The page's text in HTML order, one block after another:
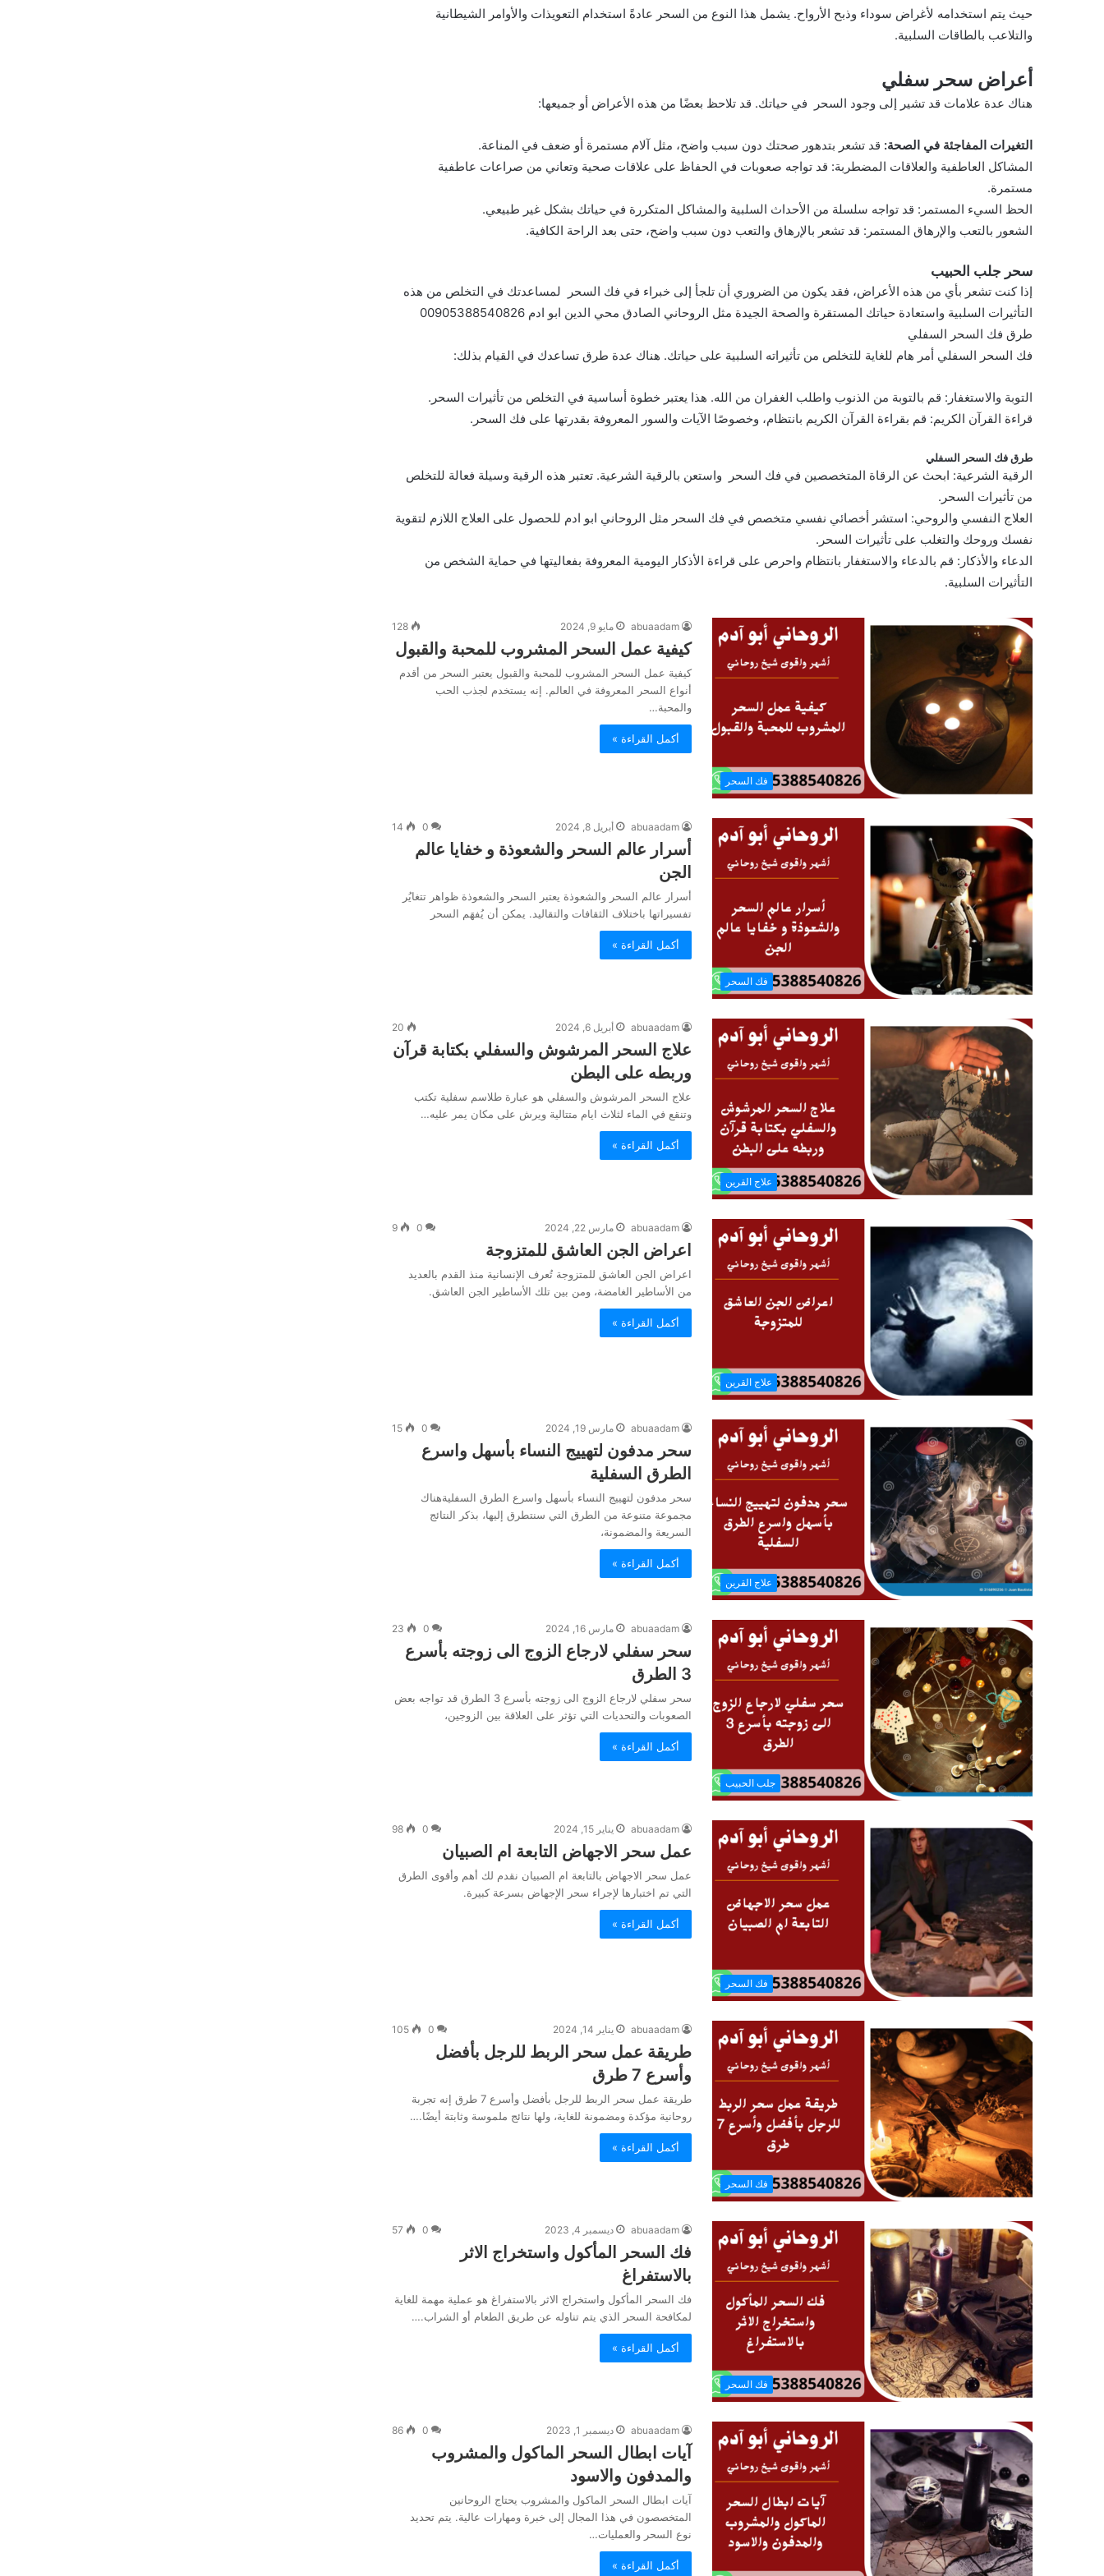
حيث يتم استخدامه لأغراض سوداء وذبح الأرواح. يشمل هذا النوع من السحر عادةً استخدام التعويذات والأوامر الشيطانية
والتلاعب بالطاقات السلبية.
أعراض سحر سفلي
هناك عدة علامات قد تشير إلى وجود السحر في حياتك. قد تلاحظ بعضًا من هذه الأعراض أو جميعها:
التغيرات المفاجئة في الصحة: قد تشعر بتدهور صحتك دون سبب واضح، مثل آلام مستمرة أو ضعف في المناعة.
المشاكل العاطفية والعلاقات المضطربة: قد تواجه صعوبات في الحفاظ على علاقات صحية وتعاني من صراعات عاطفية
مستمرة.
الحظ السيء المستمر: قد تواجه سلسلة من الأحداث السلبية والمشاكل المتكررة في حياتك بشكل غير طبيعي.
الشعور بالتعب والإرهاق المستمر: قد تشعر بالإرهاق والتعب دون سبب واضح، حتى بعد الراحة الكافية.
سحر جلب الحبيب
إذا كنت تشعر بأي من هذه الأعراض، فقد يكون من الضروري أن تلجأ إلى خبراء في فك السحر لمساعدتك في التخلص من هذه
التأثيرات السلبية واستعادة حياتك المستقرة والصحة الجيدة مثل الروحاني الصادق محي الدين ابو ادم 00905388540826
طرق فك السحر السفلي
فك السحر السفلي أمر هام للغاية للتخلص من تأثيراته السلبية على حياتك. هناك عدة طرق تساعدك في القيام بذلك:
التوبة والاستغفار: قم بالتوبة من الذنوب واطلب الغفران من الله. هذا يعتبر خطوة أساسية في التخلص من تأثيرات السحر.
قراءة القرآن الكريم: قم بقراءة القرآن الكريم بانتظام، وخصوصًا الآيات والسور المعروفة بقدرتها على فك السحر.
طرق فك السحر السفلي
الرقية الشرعية: ابحث عن الرقاة المتخصصين في فك السحر واستعن بالرقية الشرعية. تعتبر هذه الرقية وسيلة فعالة للتخلص
من تأثيرات السحر.
العلاج النفسي والروحي: استشر أخصائي نفسي متخصص في فك السحر مثل الروحاني ابو ادم للحصول على العلاج اللازم لتقوية
نفسك وروحك والتغلب على تأثيرات السحر.
الدعاء والأذكار: قم بالدعاء والاستغفار بانتظام واحرص على قراءة الأذكار اليومية المعروفة بفعاليتها في حماية الشخص من
التأثيرات السلبية.
فك السحر
abuaadam مايو 9, 2024 128
كيفية عمل السحر المشروب للمحبة والقبول
كيفية عمل السحر المشروب للمحبة والقبول يعتبر السحر من أقدم
أنواع السحر المعروفة في العالم. إنه يستخدم لجذب الحب
والمحبة…
أكمل القراءة »
فك السحر
abuaadam أبريل 8, 2024 0
14
أسرار عالم السحر والشعوذة و خفايا عالم
الجن
أسرار عالم السحر والشعوذة يعتبر السحر والشعوذة ظواهر تتغايُر
تفسيراتها باختلاف الثقافات والتقاليد. يمكن أن يُفهَم السحر
أكمل القراءة »
علاج القرين
abuaadam أبريل 6, 2024 20
علاج السحر المرشوش والسفلي بكتابة قرآن
وربطه على البطن
علاج السحر المرشوش والسفلي هو عبارة طلاسم سفلية تكتب
وتنقع في الماء لثلاث ايام متتالية ويرش على مكان يمر عليه…
أكمل القراءة »
علاج القرين
abuaadam مارس 22, 2024 0
9
اعراض الجن العاشق للمتزوجة
اعراض الجن العاشق للمتزوجة تُعرف الإنسانية منذ القدم بالعديد
من الأساطير الغامضة، ومن بين تلك الأساطير الجن العاشق.
أكمل القراءة »
علاج القرين
abuaadam مارس 19, 2024 0
15
سحر مدفون لتهييج النساء بأسهل واسرع
الطرق السفلية
سحر مدفون لتهييج النساء بأسهل واسرع الطرق السفليةهناك
مجموعة متنوعة من الطرق التي سنتطرق إليها، بذكر النتائج
السريعة والمضمونة،
أكمل القراءة »
جلب الحبيب
abuaadam مارس 16, 2024 0
23
سحر سفلي لارجاع الزوج الى زوجته بأسرع
3 الطرق
سحر سفلي لارجاع الزوج الى زوجته بأسرع 3 الطرق قد تواجه بعض
الصعوبات والتحديات التي تؤثر على العلاقة بين الزوجين،
أكمل القراءة »
فك السحر
abuaadam يناير 15, 2024 0
98
عمل سحر الاجهاض التابعة ام الصبيان
عمل سحر الاجهاض بالتابعة ام الصبيان نقدم لك أهم وأقوى الطرق
التي تم اختبارها لإجراء سحر الإجهاض بسرعة كبيرة.
أكمل القراءة »
فك السحر
abuaadam يناير 14, 2024 0
105
طريقة عمل سحر الربط للرجل بأفضل
وأسرع 7 طرق
طريقة عمل سحر الربط للرجل بأفضل وأسرع 7 طرق إنه تجربة
روحانية مؤكدة ومضمونة للغاية، ولها نتائج ملموسة وثابتة أيضًا.…
أكمل القراءة »
فك السحر
abuaadam ديسمبر 4, 2023 0
57
فك السحر المأكول واستخراج الاثر
بالاستفراغ
فك السحر المأكول واستخراج الاثر بالاستفراغ هو عملية مهمة للغاية
لمكافحة السحر الذي يتم تناوله عن طريق الطعام أو الشراب.…
أكمل القراءة »
abuaadam ديسمبر 1, 2023 0
86
آيات ابطال السحر الماكول والمشروب
والمدفون والاسود
آيات ابطال السحر الماكول والمشروب يحتاج الروحانين
المتخصصون في هذا المجال إلى خبرة ومهارات عالية. يتم تحديد
نوع السحر والعمليات…
أكمل القراءة »